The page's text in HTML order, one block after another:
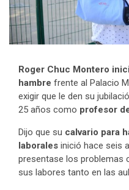
Roger Chuc Montero
hambre frente al Palacio
exigir que le den su
25 años como profesor
Dijo que su calvario para
laborales inició hace seis
presentase los problemas
sus labores tanto en las